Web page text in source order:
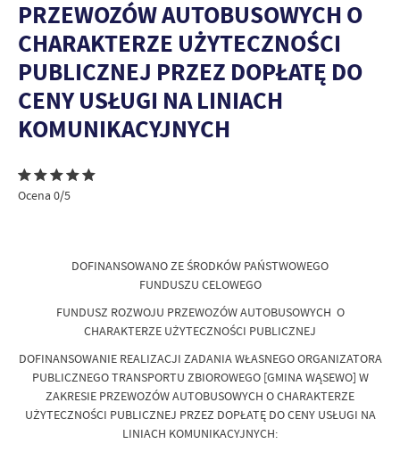
PRZEWOZÓW AUTOBUSOWYCH O
CHARAKTERZE UŻYTECZNOŚCI
PUBLICZNEJ PRZEZ DOPŁATĘ DO
CENY USŁUGI NA LINIACH
KOMUNIKACYJNYCH
Ocena 0/5
DOFINANSOWANO ZE ŚRODKÓW PAŃSTWOWEGO
FUNDUSZU CELOWEGO
FUNDUSZ ROZWOJU PRZEWOZÓW AUTOBUSOWYCH O
CHARAKTERZE UŻYTECZNOŚCI PUBLICZNEJ
DOFINANSOWANIE REALIZACJI ZADANIA WŁASNEGO ORGANIZATORA
PUBLICZNEGO TRANSPORTU ZBIOROWEGO [GMINA WĄSEWO] W
ZAKRESIE PRZEWOZÓW AUTOBUSOWYCH O CHARAKTERZE
UŻYTECZNOŚCI PUBLICZNEJ PRZEZ DOPŁATĘ DO CENY USŁUGI NA
LINIACH KOMUNIKACYJNYCH: